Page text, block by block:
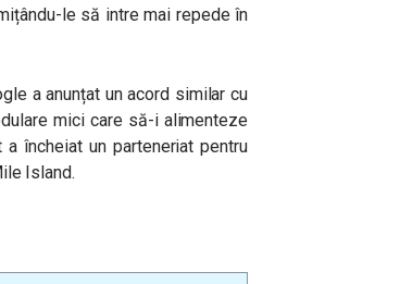
le să intre mai repede în
a anunțat un acord similar cu
mici care să-i alimenteze
încheiat un parteneriat pentru
Island.